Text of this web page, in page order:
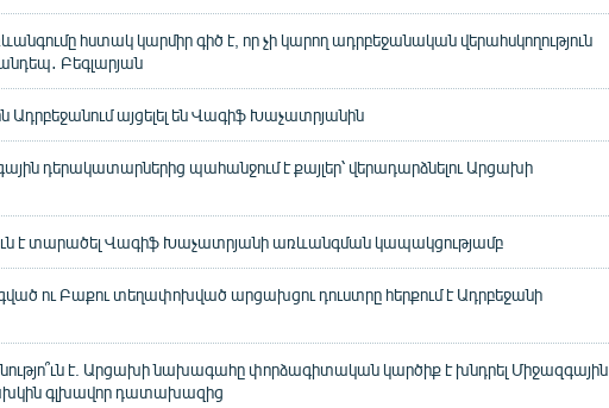
հստակ կարմիր գիծ է, որ չի կարող ադրբեջանական վերահսկողություն
Բեգլարյան
Ադրբեջանում այցելել են Վագիֆ Խաչատրյանին
դերակատարներից պահանջում է քայլեր՝ վերադարձնելու Արցախի
է տարածել Վագիֆ Խաչատրյանի առևանգման կապակցությամբ
ու Բաքու տեղափոխված արցախցու դուստրը հերքում է Ադրբեջանի
է. Արցախի նախագահը փորձագիտական կարծիք է խնդրել Միջազգային
գլխավոր դատախազից